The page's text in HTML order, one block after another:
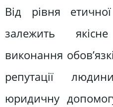
Від рівня
залежить
виконання
репутації
юридичну